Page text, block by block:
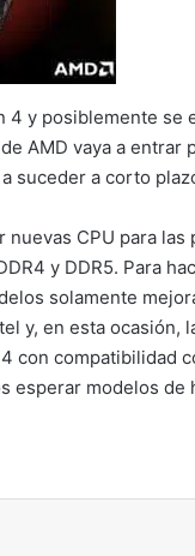
4 y posiblemente se
AMD vaya a
suceder a corto
nuevas CPU para
y DDR5. Para
solamente
y, en esta ocasión,
con compatibilidad
esperar modelos de